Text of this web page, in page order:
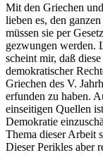
Mit den Griechen
lieben es, den
müssen sie per
gezwungen werden.
scheint mir, daß
demokratischer
Griechen des V.
erfunden zu haben.
einseitigen Quellen
Demokratie
Thema dieser Arbeit
Dieser Perikles aber